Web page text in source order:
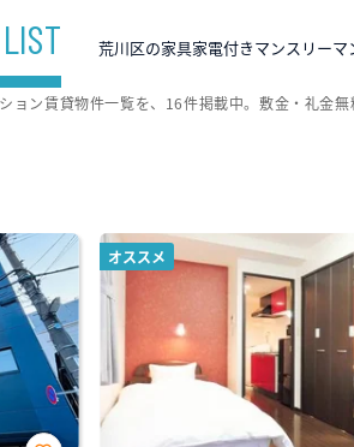
荒川区の家具家電付きマンスリー
オススメ
ョン賃貸物件一覧を、16件掲載中。敷金・礼金